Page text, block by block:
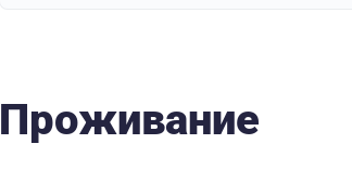
Проживание